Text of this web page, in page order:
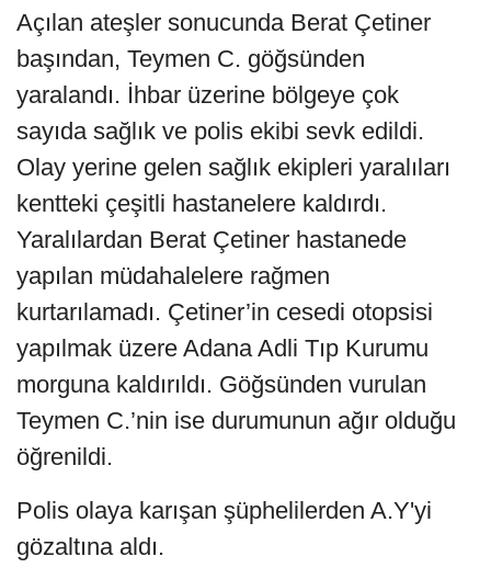
Açılan ateşler sonucunda Berat Çetiner
başından, Teymen C. göğsünden
yaralandı. İhbar üzerine bölgeye çok
sayıda sağlık ve polis ekibi sevk edildi.
Olay yerine gelen sağlık ekipleri yaralıları
kentteki çeşitli hastanelere kaldırdı.
Yaralılardan Berat Çetiner hastanede
yapılan müdahalelere rağmen
kurtarılamadı. Çetiner’in cesedi otopsisi
yapılmak üzere Adana Adli Tıp Kurumu
morguna kaldırıldı. Göğsünden vurulan
Teymen C.’nin ise durumunun ağır olduğu
öğrenildi.
Polis olaya karışan şüphelilerden A.Y'yi
gözaltına aldı.